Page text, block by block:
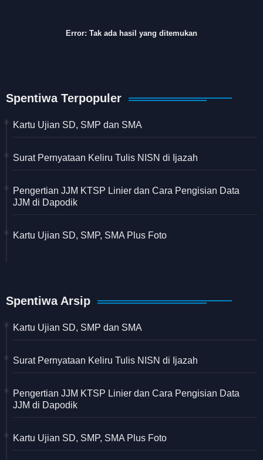
Error: Tak ada hasil yang ditemukan
Spentiwa Terpopuler
Kartu Ujian SD, SMP dan SMA
Surat Pernyataan Keliru Tulis NISN di Ijazah
Pengertian JJM KTSP Linier dan Cara Pengisian Data
JJM di Dapodik
Kartu Ujian SD, SMP, SMA Plus Foto
Spentiwa Arsip
Kartu Ujian SD, SMP dan SMA
Surat Pernyataan Keliru Tulis NISN di Ijazah
Pengertian JJM KTSP Linier dan Cara Pengisian Data
JJM di Dapodik
Kartu Ujian SD, SMP, SMA Plus Foto